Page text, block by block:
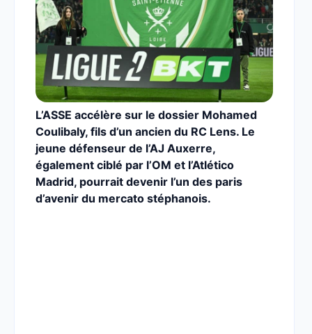
L’ASSE accélère sur le dossier Mohamed
Coulibaly, fils d’un ancien du RC Lens. Le
jeune défenseur de l’AJ Auxerre,
également ciblé par l’OM et l’Atlético
Madrid, pourrait devenir l’un des paris
d’avenir du mercato stéphanois.